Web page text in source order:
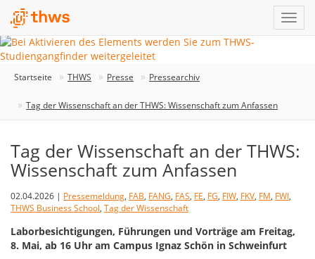
Startseite THWS Presse Pressearchiv
Tag der Wissenschaft an der THWS: Wissenschaft zum Anfassen
Tag der Wissenschaft an der THWS:
Wissenschaft zum Anfassen
02.04.2026 | Pressemeldung, FAB, FANG, FAS, FE, FG, FIW, FKV, FM, FWI,
THWS Business School, Tag der Wissenschaft
Laborbesichtigungen, Führungen und Vorträge am Freitag,
8. Mai, ab 16 Uhr am Campus Ignaz Schön in Schweinfurt